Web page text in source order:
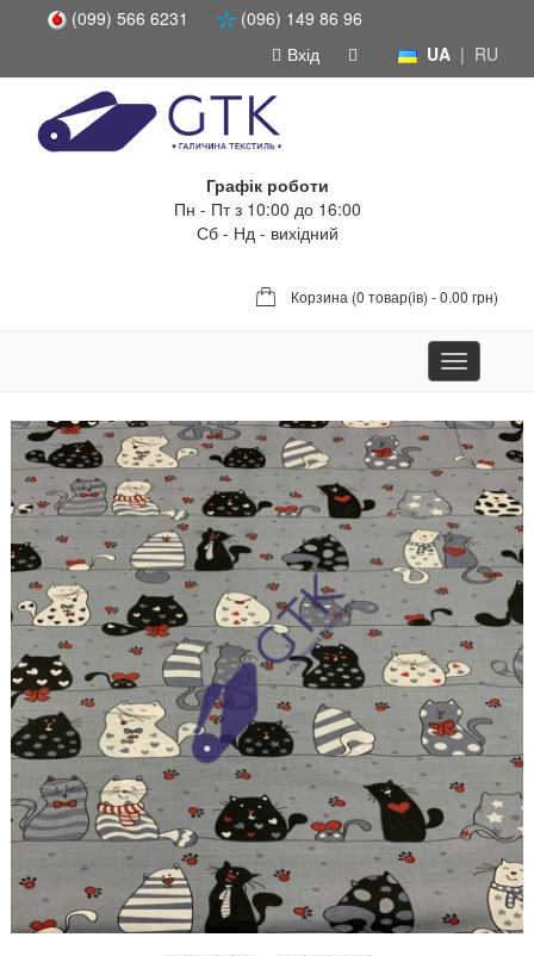
(099) 566 6231
(096) 149 86 96
UA | RU
Вхід
Графік роботи
Пн - Пт з 10:00 до 16:00
Сб - Нд - вихідний
Корзина (0 товар(ів) - 0.00 грн)
Toggle
navigation